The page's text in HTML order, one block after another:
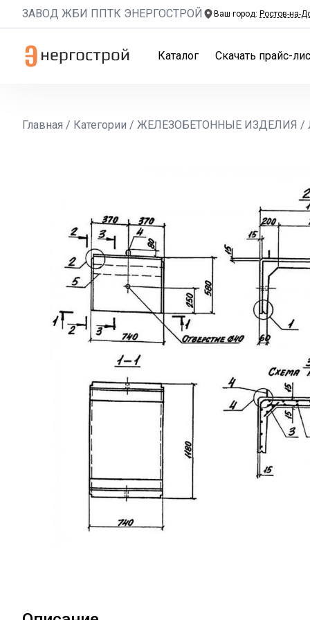
ЗАВОД ЖБИ ППТК ЭНЕРГОСТРОЙ Ваш город: Ростов-на-
Каталог Скачать прайс-
Главная / Категории / ЖЕЛЕЗОБЕТОННЫЕ ИЗДЕЛИЯ /